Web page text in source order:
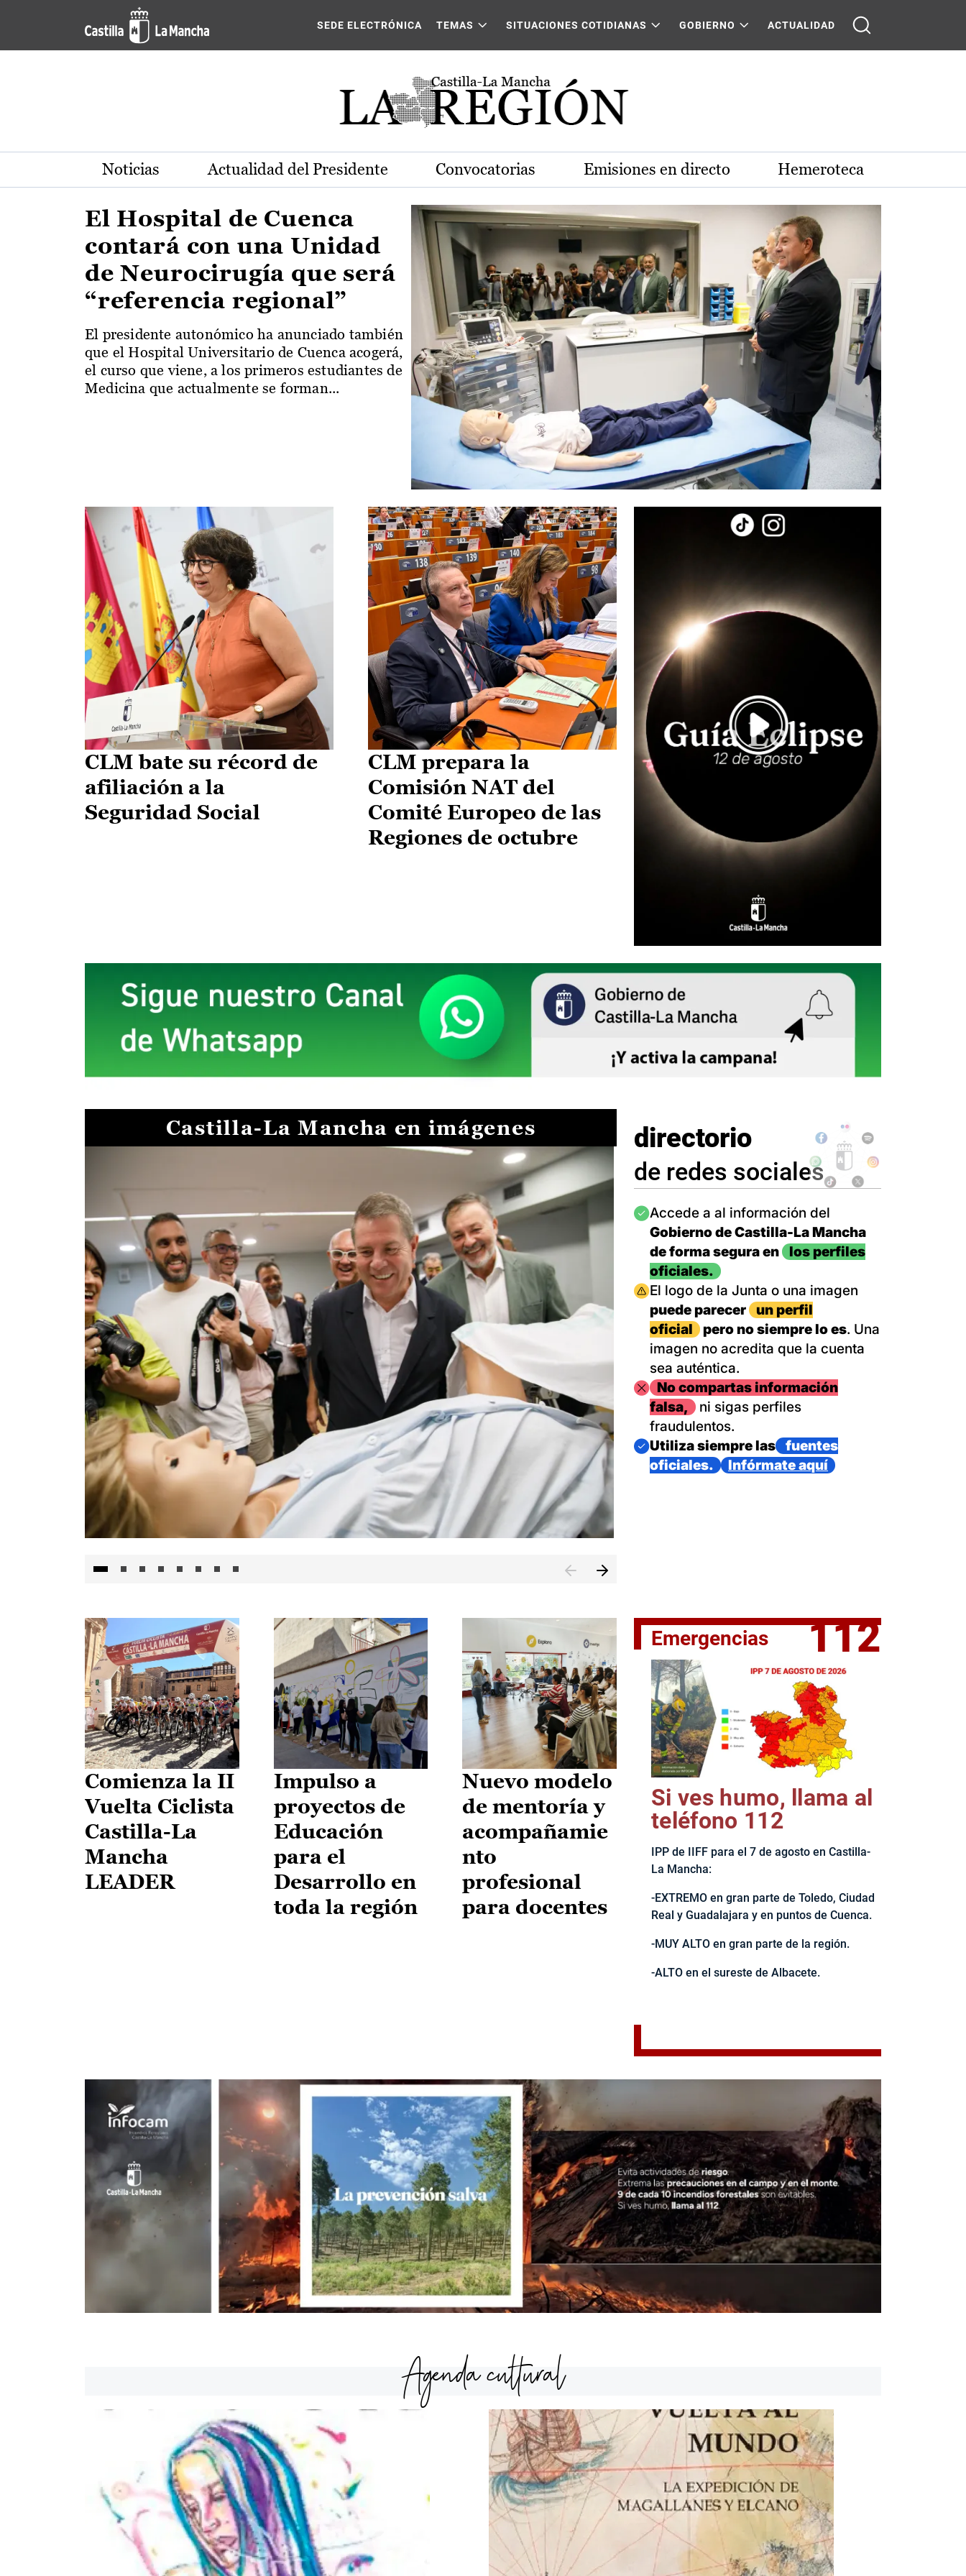
Pasar al contenido principal
Actualidad de la región de Castilla-La Mancha
SEDE ELECTRÓNICA TEMAS SITUACIONES COTIDIANAS GOBIERNO ACTUALIDAD
Noticias Actualidad del Presidente Convocatorias Emisiones en directo Hemeroteca
El Hospital de Cuenca
contará con una Unidad
de Neurocirugía que será
“referencia regional”
El presidente autonómico ha anunciado también
que el Hospital Universitario de Cuenca acogerá,
el curso que viene, a los primeros estudiantes de
Medicina que actualmente se forman...
CLM bate su récord de
afiliación a la
Seguridad Social
CLM prepara la
Comisión NAT del
Comité Europeo de las
Regiones de octubre
Castilla-La Mancha en imágenes
El jefe del Ejecutivo castellanomanchego, Emiliano García-
directorio
de redes sociales
Imagen
Accede a al información del
Gobierno de Castilla-La Mancha
de forma segura en
los perfiles
oficiales.
Imagen
El logo de la Junta o una imagen
puede parecer
un perfil
oficial
pero no siempre lo es. Una
imagen no acredita que la cuenta
sea auténtica.
ImagenNo compartas información
falsa,
ni sigas perfiles
fraudulentos.
Imagen
Utiliza siempre las
fuentes
oficiales.
Infórmate aquí
Comienza la II
Vuelta Ciclista
Castilla-La
Mancha
LEADER
Impulso a
proyectos de
Educación
para el
Desarrollo en
toda la región
Nuevo modelo
de mentoría y
acompañamie
nto
profesional
para docentes
Emergencias 112
Si ves humo, llama al
teléfono 112
IPP de IIFF para el 7 de agosto en Castilla-
La Mancha:
-EXTREMO en gran parte de Toledo, Ciudad
Real y Guadalajara y en puntos de Cuenca.
-MUY ALTO en gran parte de la región.
-ALTO en el sureste de Albacete.
Agenda cultural